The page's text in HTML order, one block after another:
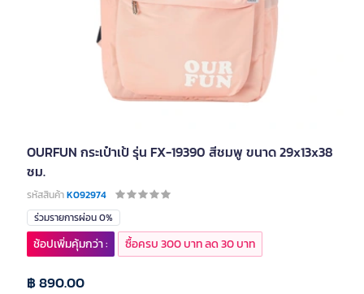
OURFUN กระเป๋าเป้ รุ่น FX-19390 สีชมพู ขนาด 29x13x38
ซม.
รหัสสินค้าK092974
ร่วมรายการผ่อน 0%
฿ 890.00
ช้อปเพิ่มคุ้มกว่า : ซื้อครบ 300 บาท ลด 30 บาท